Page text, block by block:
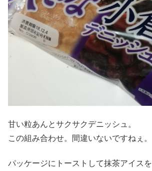
甘い粒あんとサクサクデニッシュ。
この組み合わせ。間違いないですねぇ。
パッケージにトーストして抹茶アイス